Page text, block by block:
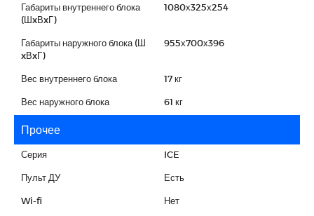
Габариты внутреннего блока
(ШxВxГ)
1080х325х254
Габариты наружного блока (Ш
xВxГ)
955х700х396
Вес внутреннего блока 17 кг
Вес наружного блока 61 кг
Прочее
Серия ICE
Пульт ДУ Есть
Wi-fi Нет